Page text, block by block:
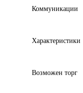
Коммуникации
Характеристики
Возможен торг